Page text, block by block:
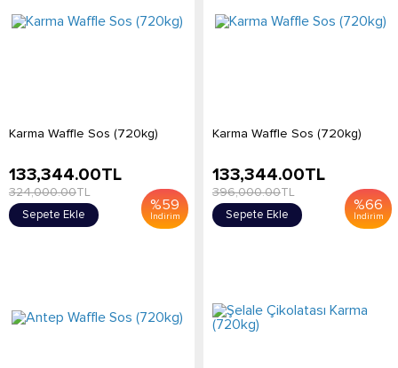
Karma Waffle Sos (720kg)
%59
İndirim
133,344.00TL
324,000.00TL
Sepete Ekle
Karma Waffle Sos (720kg)
%66
İndirim
133,344.00TL
396,000.00TL
Sepete Ekle